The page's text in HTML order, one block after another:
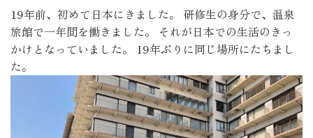
19年前、初めて日本にきました。 研修生の身分で、温泉
旅館で一年間を働きました。 それが日本での生活のきっ
かけとなっていました。 19年ぶりに同じ場所にたちまし
た。